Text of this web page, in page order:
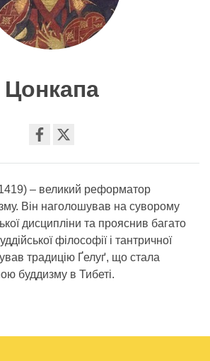
Цонкапа
facebook
– великий реформатор
Він наголошував на суворому
дисципліни та прояснив багато
філософії і тантричної
традицію Ґелуґ, що стала
буддизму в Тибеті.